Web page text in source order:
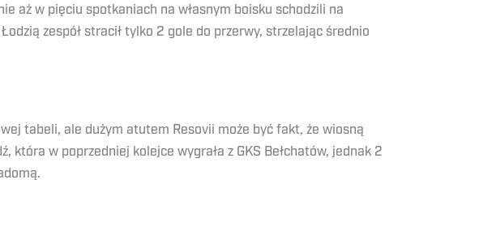
aż w pięciu spotkaniach na własnym boisku schodzili na
zespół stracił tylko 2 gole do przerwy, strzelając średnio
tabeli, ale dużym atutem Resovii może być fakt, że wiosną
która w poprzedniej kolejce wygrała z GKS Bełchatów, jednak 2